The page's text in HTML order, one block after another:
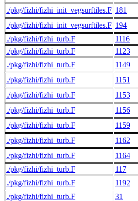
./pkg/fizhi/fizhi_init_vegsurftiles.F 181
./pkg/fizhi/fizhi_init_vegsurftiles.F 194
./pkg/fizhi/fizhi_turb.F
1116
./pkg/fizhi/fizhi_turb.F
1123
./pkg/fizhi/fizhi_turb.F
1149
./pkg/fizhi/fizhi_turb.F
1151
./pkg/fizhi/fizhi_turb.F
1153
./pkg/fizhi/fizhi_turb.F
1156
./pkg/fizhi/fizhi_turb.F
1159
./pkg/fizhi/fizhi_turb.F
1162
./pkg/fizhi/fizhi_turb.F
1164
./pkg/fizhi/fizhi_turb.F
117
./pkg/fizhi/fizhi_turb.F
1192
./pkg/fizhi/fizhi_turb.F
31